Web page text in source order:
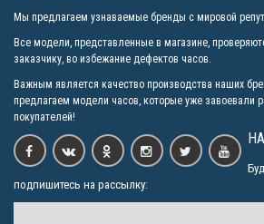
Мы предлагаем узнаваемые бренды с мировой
Все модели, представленные в магазине,
заказчику, во избежание дефектов часов.
Важным является качество производства наших
предлагаем модели часов, которые уже завоевали
покупателей!
подпишитесь на рассылку: